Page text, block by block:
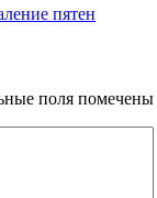
пятен
поля помечены